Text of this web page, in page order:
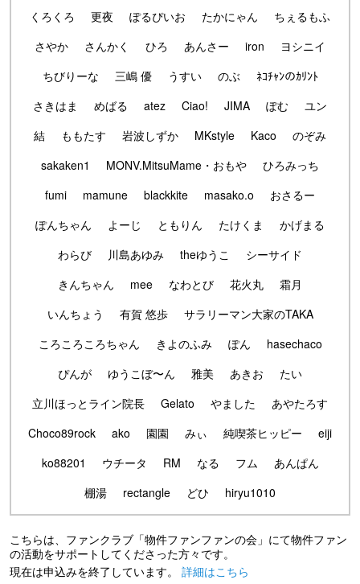
くろくろ
更夜 ぽるぴいお たかにゃん
ちぇるもふ
さやか
さんかく ひろ あんさー iron
ヨシニイ
ちびりーな
三嶋 優 うすい のぶ
ﾈｺﾁｬﾝのｶﾘﾝﾄ
さきはま
めばる atez Ciao! JIMA ぽむ
ユン
結
ももたす 岩波しずか MKstyle Kaco
のぞみ
sakaken1
MONV.MitsuMame・おもや
ひろみっち
fumi
mamune blackkite masako.o
おさるー
ぽんちゃん
よーじ ともりん たけくま
かげまる
わらび
川島あゆみ theゆうこ
シーサイド
きんちゃん
mee なわとび 花火丸
霜月
いんちょう
有賀 悠歩
サラリーマン大家のTAKA
ころころころちゃん
きよのふみ ぽん
hasechaco
ぴんが
ゆうこぼ〜ん 雅美 あきお
たい
立川ほっとライン院長
Gelato やました
あやたろす
Choco89rock
ako 園園 みぃ 純喫茶ヒッピー
eiji
ko88201
ウチータ RM なる フム
あんぱん
棚湯
rectangle どひ hiryu1010
こちらは、ファンクラブ「物件ファンファンの会」にて物件ファン
の活動をサポートしてくださった方々です。
現在は申込みを終了しています。 詳細はこちら